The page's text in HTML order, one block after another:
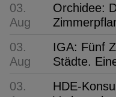
03.
Aug
Orchidee:
03.
Aug
IGA: Fünf
Städte.
03.
HDE-